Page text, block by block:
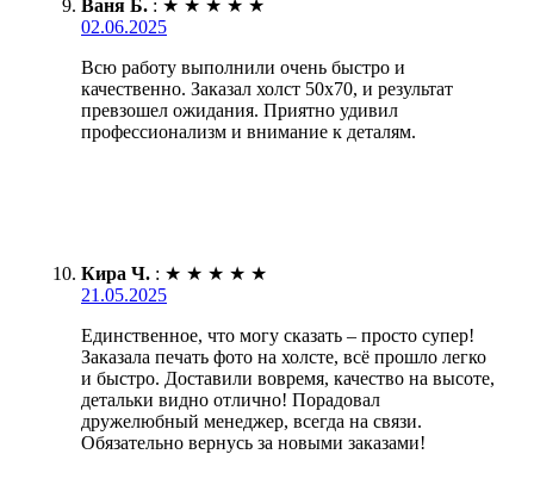
Ваня Б. : ★ ★ ★ ★ ★
02.06.2025
Всю работу выполнили очень быстро и
качественно. Заказал холст 50х70, и результат
превзошел ожидания. Приятно удивил
профессионализм и внимание к деталям.
Кира Ч. : ★ ★ ★ ★ ★
21.05.2025
Единственное, что могу сказать – просто супер!
Заказала печать фото на холсте, всё прошло легко
и быстро. Доставили вовремя, качество на высоте,
детальки видно отлично! Порадовал
дружелюбный менеджер, всегда на связи.
Обязательно вернусь за новыми заказами!